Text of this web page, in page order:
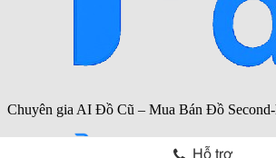
Hỗ trợ